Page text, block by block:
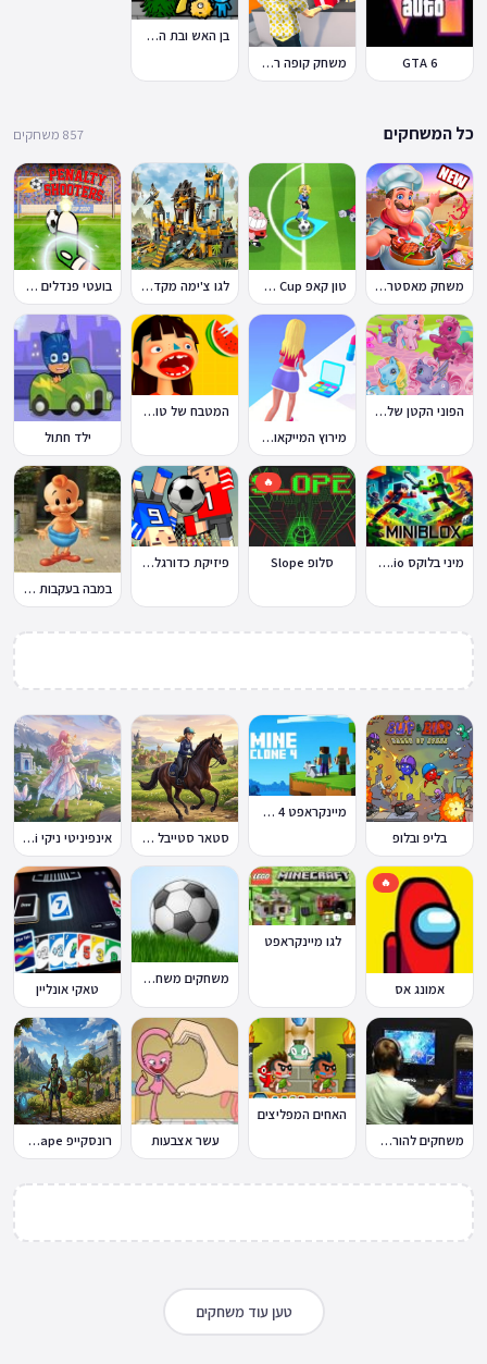
GTA 6 משחק קופה ראשית
בן האש ובת המים 7: וחברים
כל המשחקים 857 משחקים
משחק מאסטר שף טון קאפ Toon Cup לגו צ'ימה מקדש האריות בועטי פנדלים Penalty Shooters
הפוני הקטן שלי: מסיבה בכפר
מירוץ המייקאובר Makeover Run
המטבח של טוקה בוקה
ילד חתול
מיני בלוקס Miniblox.io
🔥
סלופ Slope
פיזיקת כדורגל Soccer Physics
במבה בעקבות החטיף החטוף 2
בליפ ובלופ
מיינקראפט 4 קלון
סטאר סטייבל Star Stable Online
אינפיניטי ניקי Infinity Nikki
🔥
אמונג אס
לגו מיינקראפט
משחקים משחקי כדורגל במחשב וברשת
טאקי אונליין
משחקים להורדה למחשב
האחים המפליצים
עשר אצבעות
רונסקייפ RuneScape
טען עוד משחקים